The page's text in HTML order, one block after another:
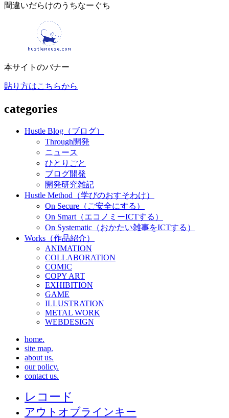
間違いだらけのうちなーぐち
本サイトのバナー
貼り方はこちらから
categories
Hustle Blog（ブログ）
Through開発
ニュース
ひとりごと
ブログ開発
開発研究雑記
Hustle Method（学びのおすそわけ）
On Secure（ご安全にする）
On Smart（エコノミーICTする）
On Systematic（おかたい雑事をICTする）
Works（作品紹介）
ANIMATION
COLLABORATION
COMIC
COPY ART
EXHIBITION
GAME
ILLUSTRATION
METAL WORK
WEBDESIGN
home.
site map.
about us.
our policy.
contact us.
レコード
アウトオブラインキー